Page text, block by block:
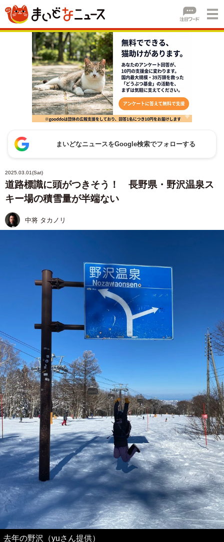
まいどなニュースをGoogle検索でフォローする
2025.03.01(Sat)
道路標識に頭がつきそう！ 長野県・野沢温泉ス
キー場の積雪量が半端ない
中将 タカノリ
去年の野沢（yuさん提供）